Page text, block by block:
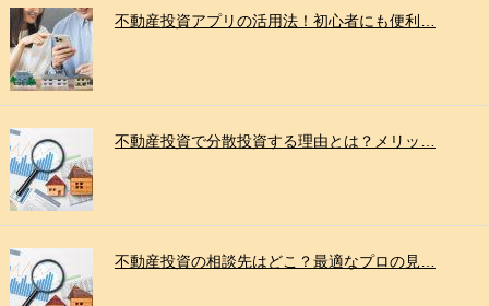
不動産投資アプリの活用法！初心者にも便利…
不動産投資で分散投資する理由とは？メリッ…
不動産投資の相談先はどこ？最適なプロの見…